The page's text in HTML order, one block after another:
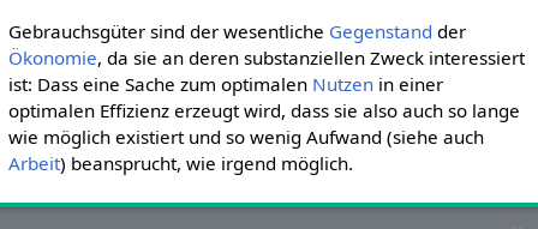
Gebrauchsgüter sind der wesentliche Gegenstand der
Ökonomie, da sie an deren substanziellen Zweck interessiert
ist: Dass eine Sache zum optimalen Nutzenin einer
optimalen Effizienz erzeugt wird, dass sie also auch so lange
wie möglich existiert und so wenig Aufwand (siehe auch
Arbeit) beansprucht, wie irgend möglich.